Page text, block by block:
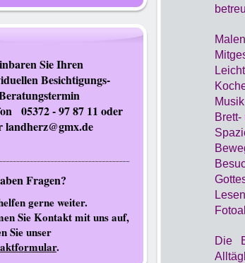
Die
Sie Ihren
Besichtigungs-
Beratungstermin
05372 - 97 87 11 oder
landherz@gmx.de
Fragen?
gerne weiter.
Sie Kontakt mit uns auf,
Sie unser
.